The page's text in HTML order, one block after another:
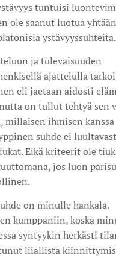
tuntuisi
ole saanut luotua yhtään
ystävyyssuhteita.
ja tulevaisuuden
ajattelulla
eli jaetaan aidosti
on tullut tehtyä sen
ihmisen kanssa
suhde ei
Eikä kriteerit ole
jos luon
on minulle hankala.
kumppaniin, koska
syntyykin herkästi
liiallista